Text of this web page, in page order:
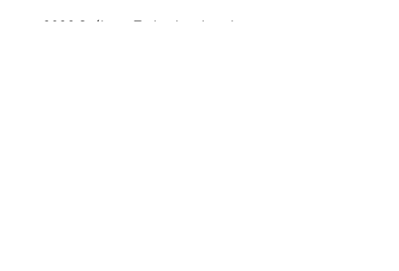
2026 Suéltate. Todos los derechos reservaos